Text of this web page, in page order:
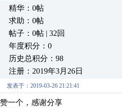
精华：0帖
求助：0帖
帖子：0帖 | 32回
年度积分：0
历史总积分：98
注册：2019年3月26日
发表于：2019-03-26 21:21:41
赞一个，感谢分享